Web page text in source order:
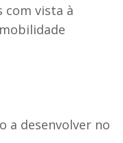
com vista à
a desenvolver no